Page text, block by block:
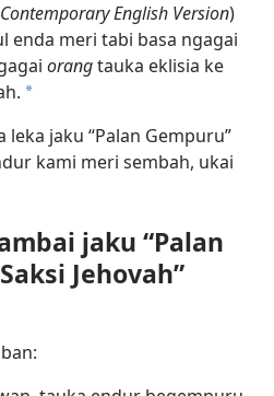
Contemporary English Version)
enda meri tabi basa ngagai
orangtauka eklisia ke
a
jaku “Palan Gempuru”
kami meri sembah, ukai
jaku “Palan
Jehovah”